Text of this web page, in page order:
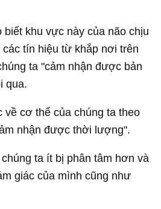
biết khu vực này của não chịu
tín hiệu từ khắp nơi trên
ta "cảm nhận được bản
qua.
về cơ thể của chúng ta theo
nhận được thời lượng".
ta ít bị phân tâm hơn và
giác của mình cũng như